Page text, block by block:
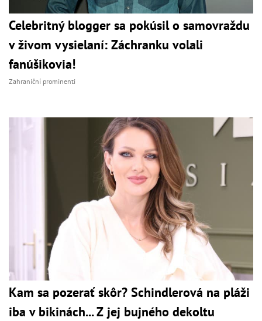
Celebritný blogger sa pokúsil o samovraždu
v živom vysielaní: Záchranku volali
fanúšikovia!
Zahraniční prominenti
Kam sa pozerať skôr? Schindlerová na pláži
iba v bikinách... Z jej bujného dekoltu